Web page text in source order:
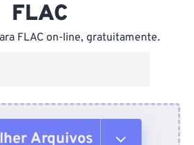
FLAC
FLAC on-line, gratuitamente.
Arquivos